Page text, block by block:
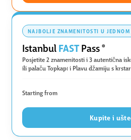
NAJBOLJE ZNAMENITOSTI U
IstanbulFASTPass ®
Posjetite 2 znamenitosti i 3 autentična
ili palaču Topkapı i Plavu džamiju s
Starting from
Kupite i